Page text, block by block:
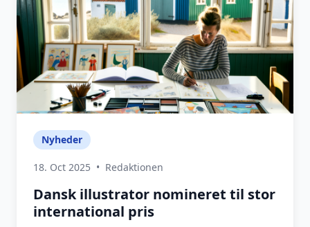
Nyheder
18. Oct 2025 • Redaktionen
Dansk illustrator nomineret til stor
international pris